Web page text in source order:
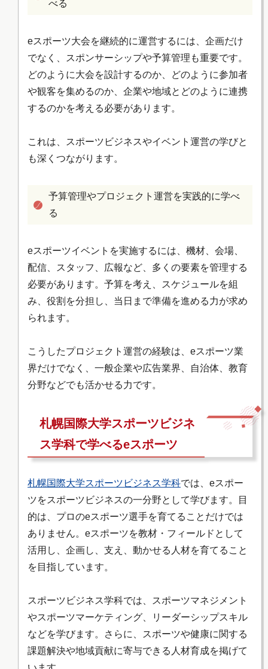
べる
eスポーツ大会を継続的に運営するには、企画だけ
でなく、スポンサーシップや予算管理も重要です。
どのように大会を設計するのか、どのように参加者
や観客を集めるのか、企業や地域とどのように連携
するのかを考える必要があります。
これは、スポーツビジネスやイベント運営の学びと
も深くつながります。
予算管理やプロジェクト運営を実践的に学べ
る
eスポーツイベントを実施するには、機材、会場、
配信、スタッフ、広報など、多くの要素を管理する
必要があります。予算を考え、スケジュールを組
み、役割を分担し、当日まで準備を進める力が求め
られます。
こうしたプロジェクト運営の経験は、eスポーツ業
界だけでなく、一般企業や広告業界、自治体、教育
分野などでも活かせる力です。
札幌国際大学スポーツビジネ
ス学科で学べるeスポーツ
札幌国際大学スポーツビジネス学科では、eスポー
ツをスポーツビジネスの一分野として学びます。目
的は、プロのeスポーツ選手を育てることだけでは
ありません。eスポーツを教材・フィールドとして
活用し、企画し、支え、動かせる人材を育てること
を目指しています。
スポーツビジネス学科では、スポーツマネジメント
やスポーツマーケティング、リーダーシップスキル
などを学びます。さらに、スポーツや健康に関する
課題解決や地域貢献に寄与できる人材育成を掲げて